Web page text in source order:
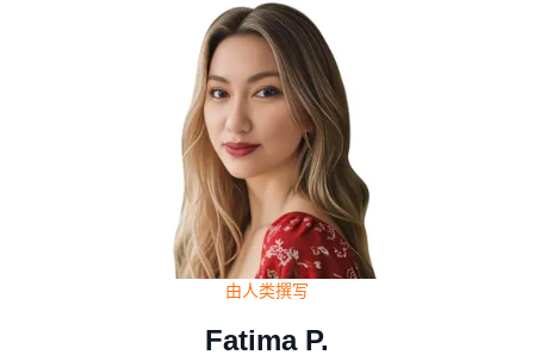
由人类撰写
Fatima P.